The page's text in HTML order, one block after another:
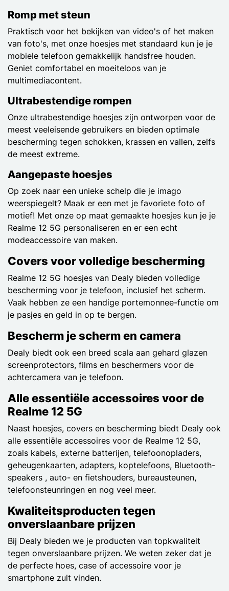
Romp met steun
Praktisch voor het bekijken van video's of het maken
van foto's, met onze hoesjes met standaard kun je je
mobiele telefoon gemakkelijk handsfree houden.
Geniet comfortabel en moeiteloos van je
multimediacontent.
Ultrabestendige rompen
Onze ultrabestendige hoesjes zijn ontworpen voor de
meest veeleisende gebruikers en bieden optimale
bescherming tegen schokken, krassen en vallen, zelfs
de meest extreme.
Aangepaste hoesjes
Op zoek naar een unieke schelp die je imago
weerspiegelt? Maak er een met je favoriete foto of
motief! Met onze op maat gemaakte hoesjes kun je je
Realme 12 5G personaliseren en er een echt
modeaccessoire van maken.
Covers voor volledige bescherming
Realme 12 5G hoesjes van Dealy bieden volledige
bescherming voor je telefoon, inclusief het scherm.
Vaak hebben ze een handige portemonnee-functie om
je pasjes en geld in op te bergen.
Bescherm je scherm en camera
Dealy biedt ook een breed scala aan gehard glazen
screenprotectors, films en beschermers voor de
achtercamera van je telefoon.
Alle essentiële accessoires voor de
Realme 12 5G
Naast hoesjes, covers en bescherming biedt Dealy ook
alle essentiële accessoires voor de Realme 12 5G,
zoals kabels, externe batterijen, telefoonopladers,
geheugenkaarten, adapters, koptelefoons, Bluetooth-
speakers , auto- en fietshouders, bureausteunen,
telefoonsteunringen en nog veel meer.
Kwaliteitsproducten tegen
onverslaanbare prijzen
Bij Dealy bieden we je producten van topkwaliteit
tegen onverslaanbare prijzen. We weten zeker dat je
de perfecte hoes, case of accessoire voor je
smartphone zult vinden.